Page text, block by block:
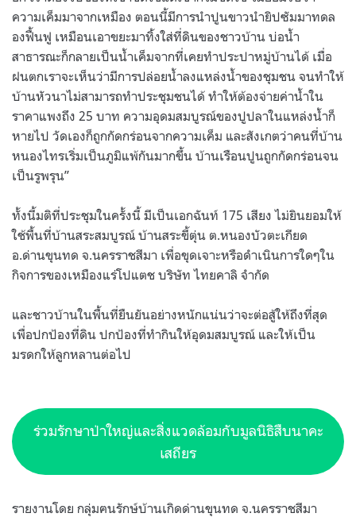
ความเค็มมาจากเหมือง ตอนนี้มีการนำปูนขาวนำยิปซัมมาทดล
องฟื้นฟู เหมือนเอาขยะมาทิ้งใส่ที่ดินของชาวบ้าน บ่อน้ำ
สาธารณะก็กลายเป็นน้ำเค็มจากที่เคยทำประปาหมู่บ้านได้ เมื่อ
ฝนตกเราจะเห็นว่ามีการปล่อยน้ำลงแหล่งน้ำของชุมชน จนทำให้
บ้านหัวนาไม่สามารถทำประชุมชนได้ ทำให้ต้องจ่ายค่าน้ำใน
ราคาแพงถึง 25 บาท ความอุดมสมบูรณ์ของปูปลาในแหล่งน้ำก็
หายไป วัดเองก็ถูกกัดกร่อนจากความเค็ม และสังเกตว่าคนที่บ้าน
หนองไทรเริ่มเป็นภูมิแพ้กันมากขึ้น บ้านเรือนปูนถูกกัดกร่อนจน
เป็นรูพรุน”
ทั้งนี้มติที่ประชุมในครั้งนี้ มีเป็นเอกฉันท์ 175 เสียง ไม่ยินยอมให้
ใช้พื้นที่บ้านสระสมบูรณ์ บ้านสระขี้ตุ่น ต.หนองบัวตะเกียด
อ.ด่านขุนทด จ.นครราชสีมา เพื่อขุดเจาะหรือดำเนินการใดๆใน
กิจการของเหมืองแร่โปแตช บริษัท ไทยคาลิ จำกัด
และชาวบ้านในพื้นที่ยืนยันอย่างหนักแน่นว่าจะต่อสู้ให้ถึงที่สุด
เพื่อปกป้องที่ดิน ปกป้องที่ทำกินให้อุดมสมบูรณ์ และให้เป็น
มรดกให้ลูกหลานต่อไป
ร่วมรักษาป่าใหญ่และสิ่งแวดล้อมกับมูลนิธิสืบนาคะ
เสถียร
รายงานโดย กลุ่มฅนรักษ์บ้านเกิดด่านขุนทด จ.นครราชสีมา